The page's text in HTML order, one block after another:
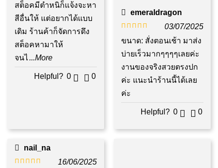
สต็อคมีตำหนิก็แจ้งจะหา
สีอื่นให้ แต่อยากได้แบบ
เดิม ร้านค้าก็จัดการดึง
สต็อคหามาให้
จนไ...More
Helpful? 0 0
emeraldragon
ให้คะแนน
5ตั้งแต่ 1-5
คะแนน
03/07/2025
ขนาด: สั่งตอนเช้า มาส่ง
บ่ายเร็วมากๆๆๆๆเลยค่ะ
งานของจริงสวยตรงปก
ค่ะ แนะนำร้านนี้ได้เลย
ค่ะ
Helpful? 0 0
nail_na
16/06/2025